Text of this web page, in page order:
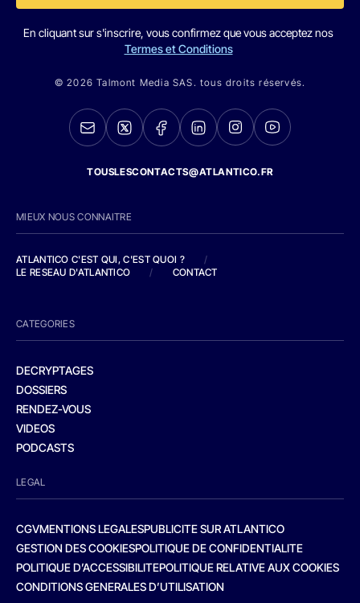
En cliquant sur s'inscrire, vous confirmez que vous acceptez nos
Termes et Conditions
© 2026 Talmont Media SAS. tous droits réservés.
TOUSLESCONTACTS@ATLANTICO.FR
MIEUX NOUS CONNAITRE
ATLANTICO C'EST QUI, C'EST QUOI ?
/
LE RESEAU D'ATLANTICO
/ CONTACT
CATEGORIES
DECRYPTAGES
DOSSIERS
RENDEZ-VOUS
VIDEOS
PODCASTS
LEGAL
CGVMENTIONS LEGALESPUBLICITE SUR ATLANTICO
GESTION DES COOKIESPOLITIQUE DE CONFIDENTIALITE
POLITIQUE D’ACCESSIBILITEPOLITIQUE RELATIVE AUX COOKIES
CONDITIONS GENERALES D’UTILISATION